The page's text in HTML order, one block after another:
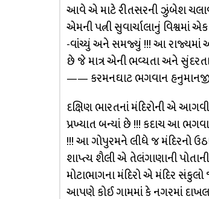
આવે એ માટે રીતસરની ઝુંબેશ
એમની પત્ની સુવાર્ચાલાનું
-વાંચ્યું અને સમજ્યું !!! આ રાજ્યમાં
છે જે માત્ર એની ભવ્યતા અને
—— કરમનઘાટ ભગવાન
દક્ષિણ ભારતનાં મંદિરોની એ
પ્રખ્યાત બન્યાં છે !!! કદાચ આ
!!! આ ગોપુરમને લીધે જ મંદિરનો
શાપ્ત્ય શૈલી એ તેલંગાણાની
મોટાભાગના મંદિરો એ મંદિર
આપણે કોઈ ગામમાં કે નગરમાં